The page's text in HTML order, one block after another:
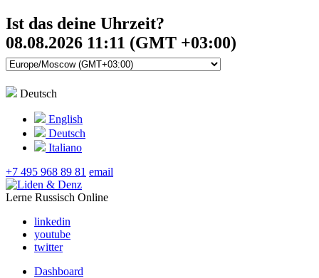
Ist das deine Uhrzeit?
08.08.2026 11:11 (GMT +03:00)
Deutsch
English
Deutsch
Italiano
+7 495 968 89 81 email
Lerne Russisch Online
linkedin
youtube
twitter
Dashboard